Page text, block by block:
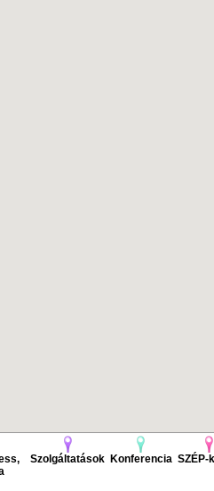
Szolgáltatások Konferencia SZÉP-